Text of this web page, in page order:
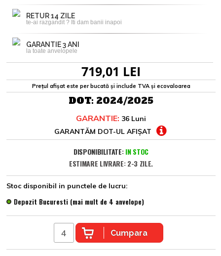
RETUR 14 ZILE
te-ai razgandit ? Iti dam banii inapoi
GARANTIE 3 ANI
la toate anvelopele
719,01 LEI
Prețul afișat este per bucată și include TVA și ecovaloarea
DOT: 2024/2025
GARANTIE: 36 Luni
GARANTĂM DOT-UL AFIȘAT
DISPONIBILITATE: IN STOC
ESTIMARE LIVRARE: 2-3 ZILE.
Stoc disponibil in punctele de lucru:
Depozit Bucuresti (mai mult de 4 anvelope)
Cumpara